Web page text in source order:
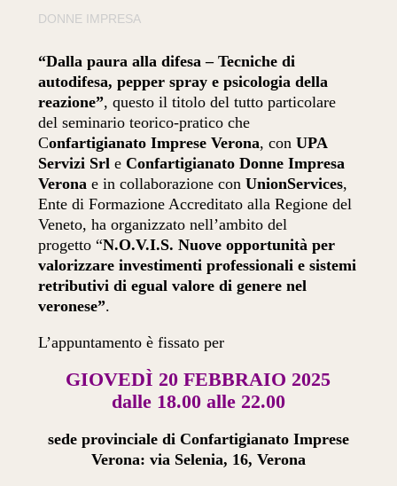
DONNE IMPRESA
“Dalla paura alla difesa – Tecniche di
autodifesa, pepper spray e psicologia della
reazione”, questo il titolo del tutto particolare
del seminario teorico-pratico che
Confartigianato Imprese Verona, conUPA
Servizi Srl e Confartigianato Donne Impresa
Verona e in collaborazione conUnionServices,
Ente di Formazione Accreditato alla Regione del
Veneto, ha organizzato nell’ambito del
progetto “N.O.V.I.S. Nuove opportunità per
valorizzare investimenti professionali e sistemi
retributivi di egual valore di genere nel
veronese”.
L’appuntamento è fissato per
GIOVEDÌ 20 FEBBRAIO 2025
dalle 18.00 alle 22.00
sede provinciale di Confartigianato Imprese
Verona: via Selenia, 16, Verona